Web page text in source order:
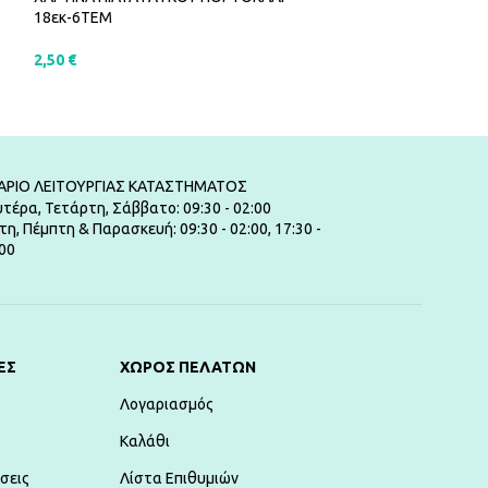
18εκ-6ΤΕΜ
2,50 €
ΛΕΙΤΟΥΡΓΙΑΣ ΚΑΤΑΣΤΗΜΑΤΟΣ
Τετάρτη, Σάββατο: 09:30 - 02:00
Πέμπτη & Παρασκευή: 09:30 - 02:00, 17:30 -
ΧΏΡΟΣ ΠΕΛΑΤΏΝ
Λογαριασμός
Καλάθι
Λίστα Επιθυμιών